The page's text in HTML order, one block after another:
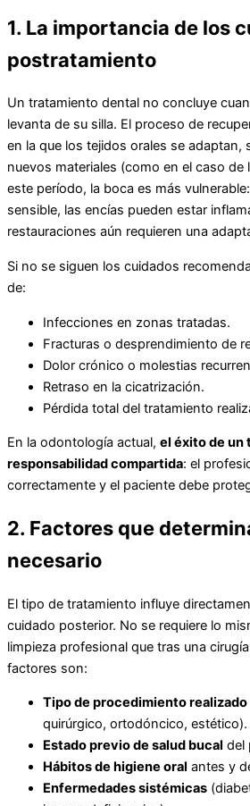
1. La importancia de los
postratamiento
Un tratamiento dental no concluye
levanta de su silla. El proceso de
en la que los tejidos orales se adaptan,
nuevos materiales (como en el caso de
este período, la boca es más
sensible, las encías pueden estar
restauraciones aún requieren una
Si no se siguen los cuidados
de:
Infecciones en zonas tratadas.
Fracturas o desprendimiento de
Dolor crónico o molestias
Retraso en la cicatrización.
Pérdida total del tratamiento
En la odontología actual, el éxito de un
responsabilidad compartida: el
correctamente y el paciente debe
2. Factores que
necesario
El tipo de tratamiento influye
cuidado posterior. No se requiere lo
limpieza profesional que tras una
factores son:
Tipo de procedimiento realizado
quirúrgico, ortodóncico, estético).
Estado previo de salud bucal del
Hábitos de higiene oral antes y
Enfermedades sistémicas